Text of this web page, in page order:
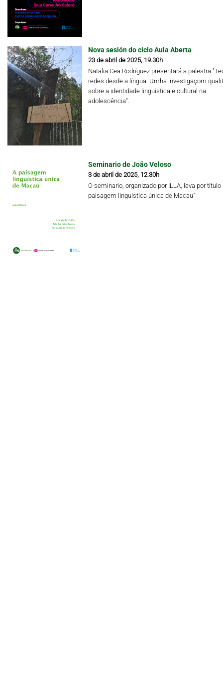
Nova sesión do ciclo Aula Aberta
23 de abril de 2025, 19.30h
Natalia Cea Rodríguez presentará a palestra
redes desde a língua. Umha investigaçom
sobre a identidade linguística e cultural na
adolescência".
Seminario de João Veloso
3 de abril de 2025, 12.30h
O seminario, organizado por ILLA, leva por título
paisagem linguística única de Macau"